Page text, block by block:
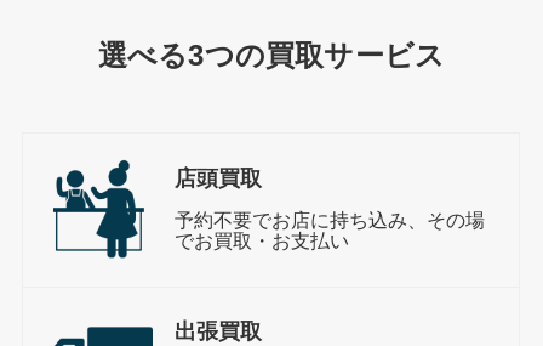
選べる3つの買取サービス
店頭買取
予約不要でお店に持ち込み、その場
でお買取・お支払い
出張買取